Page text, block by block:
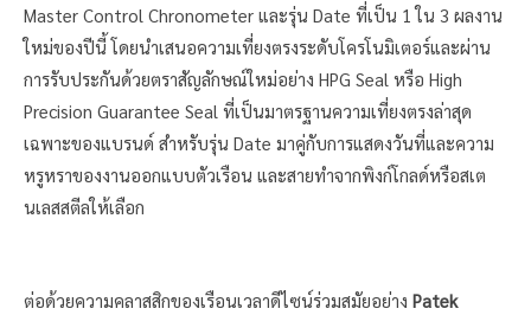
Master Control Chronometer และรุ่น Date ที่เป็น 1 ใน 3 ผลงาน
ใหม่ของปีนี้ โดยนำเสนอความเที่ยงตรงระดับโครโนมิเตอร์และผ่าน
การรับประกันด้วยตราสัญลักษณ์ใหม่อย่าง HPG Seal หรือ High
Precision Guarantee Seal ที่เป็นมาตรฐานความเที่ยงตรงล่าสุด
เฉพาะของแบรนด์ สำหรับรุ่น Date มาคู่กับการแสดงวันที่และความ
หรูหราของงานออกแบบตัวเรือน และสายทำจากพิงก์โกลด์หรือสเต
นเลสสตีลให้เลือก
ต่อด้วยความคลาสสิกของเรือนเวลาดีไซน์ร่วมสมัยอย่าง Patek